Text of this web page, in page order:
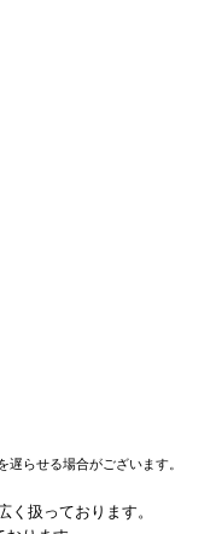
らせる場合がございます。
扱っております。